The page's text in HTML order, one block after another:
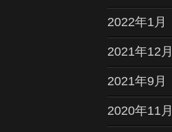
2022年1月
2021年12月
2021年9月
2020年11月